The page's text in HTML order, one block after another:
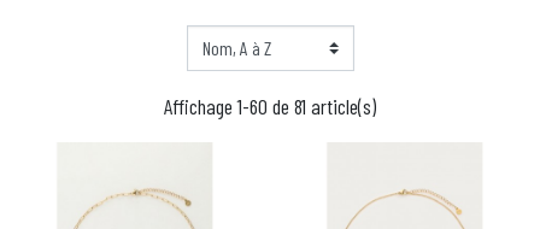
Affichage 1-60 de 81 article(s)